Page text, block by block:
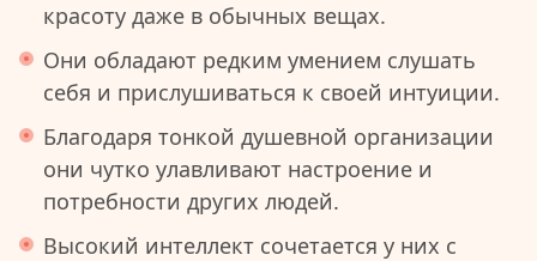
красоту даже в обычных вещах.
Они обладают редким умением слушать
себя и прислушиваться к своей интуиции.
Благодаря тонкой душевной организации
они чутко улавливают настроение и
потребности других людей.
Высокий интеллект сочетается у них с